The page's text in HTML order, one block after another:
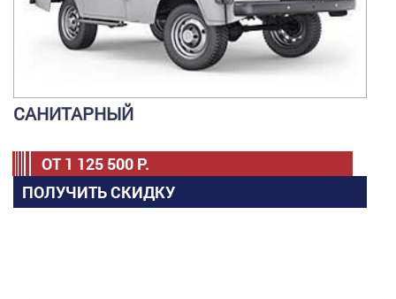
САНИТАРНЫЙ
ОТ 1 125 500 Р.
ПОЛУЧИТЬ СКИДКУ